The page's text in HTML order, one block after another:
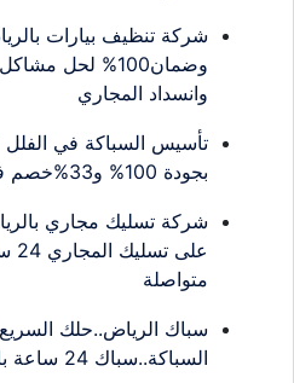
وضمان100% لحل
وانسداد المجاري
تأسيس السباكة في الفلل
بجودة 100% و33%خصم فوري اتصل الـأن
متواصلة
سباك الرياض..حلك
السباكة..سباك 24 ساعة بالرياض